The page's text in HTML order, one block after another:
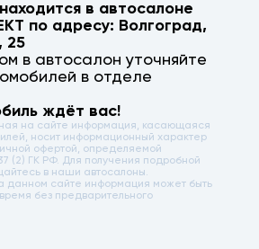
в автосалоне
по адресу: Волгоград,
25
в автосалон уточняйте
в отделе
ждёт вас!
на сайте информация, касающаяся
носит информационный характер
офертой, определяемой
(2) ГК РФ. Для получения подробной
в наши автосалоны.
данном сайте информация может быть
без предварительного